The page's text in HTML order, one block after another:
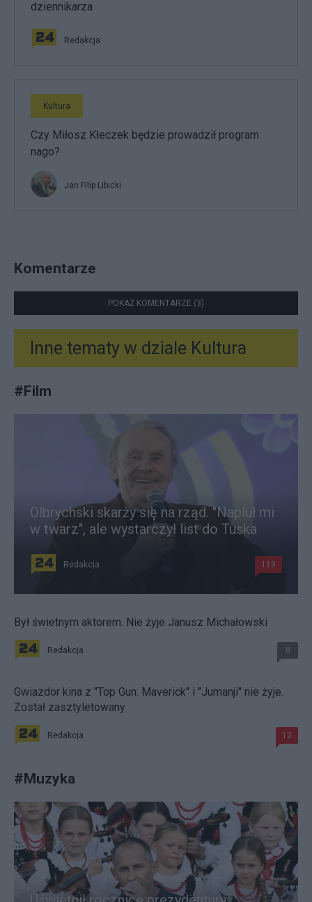
dziennikarza
Redakcja
Kultura
Czy Miłosz Kłeczek będzie prowadził program
nago?
Jan Filip Libicki
Komentarze
POKAŻ KOMENTARZE (3)
Inne tematy w dziale Kultura
#Film
Olbrychski skarży się na rząd. "Napluł mi
w twarz", ale wystarczył list do Tuska
Redakcja 119
Był świetnym aktorem. Nie żyje Janusz Michałowski
Redakcja 8
Gwiazdor kina z "Top Gun: Maverick" i "Jumanji" nie żyje.
Został zasztyletowany
Redakcja 12
#Muzyka